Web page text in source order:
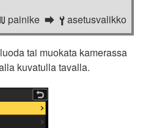
painike B asetusvalikko
tai muokata kamerassa
kuvatulla tavalla.